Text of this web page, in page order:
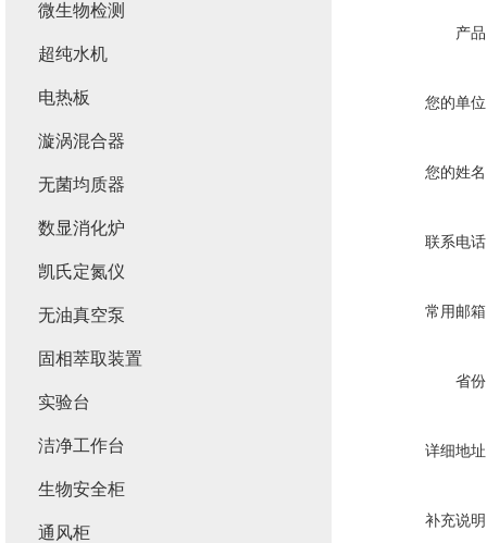
产
您的单
您的姓
联系电
常用邮
省
详细地
补充说
微生物检测
超纯水机
电热板
漩涡混合器
无菌均质器
数显消化炉
凯氏定氮仪
无油真空泵
固相萃取装置
实验台
洁净工作台
生物安全柜
通风柜